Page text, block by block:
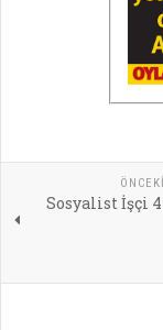
Sosyalist İşçi